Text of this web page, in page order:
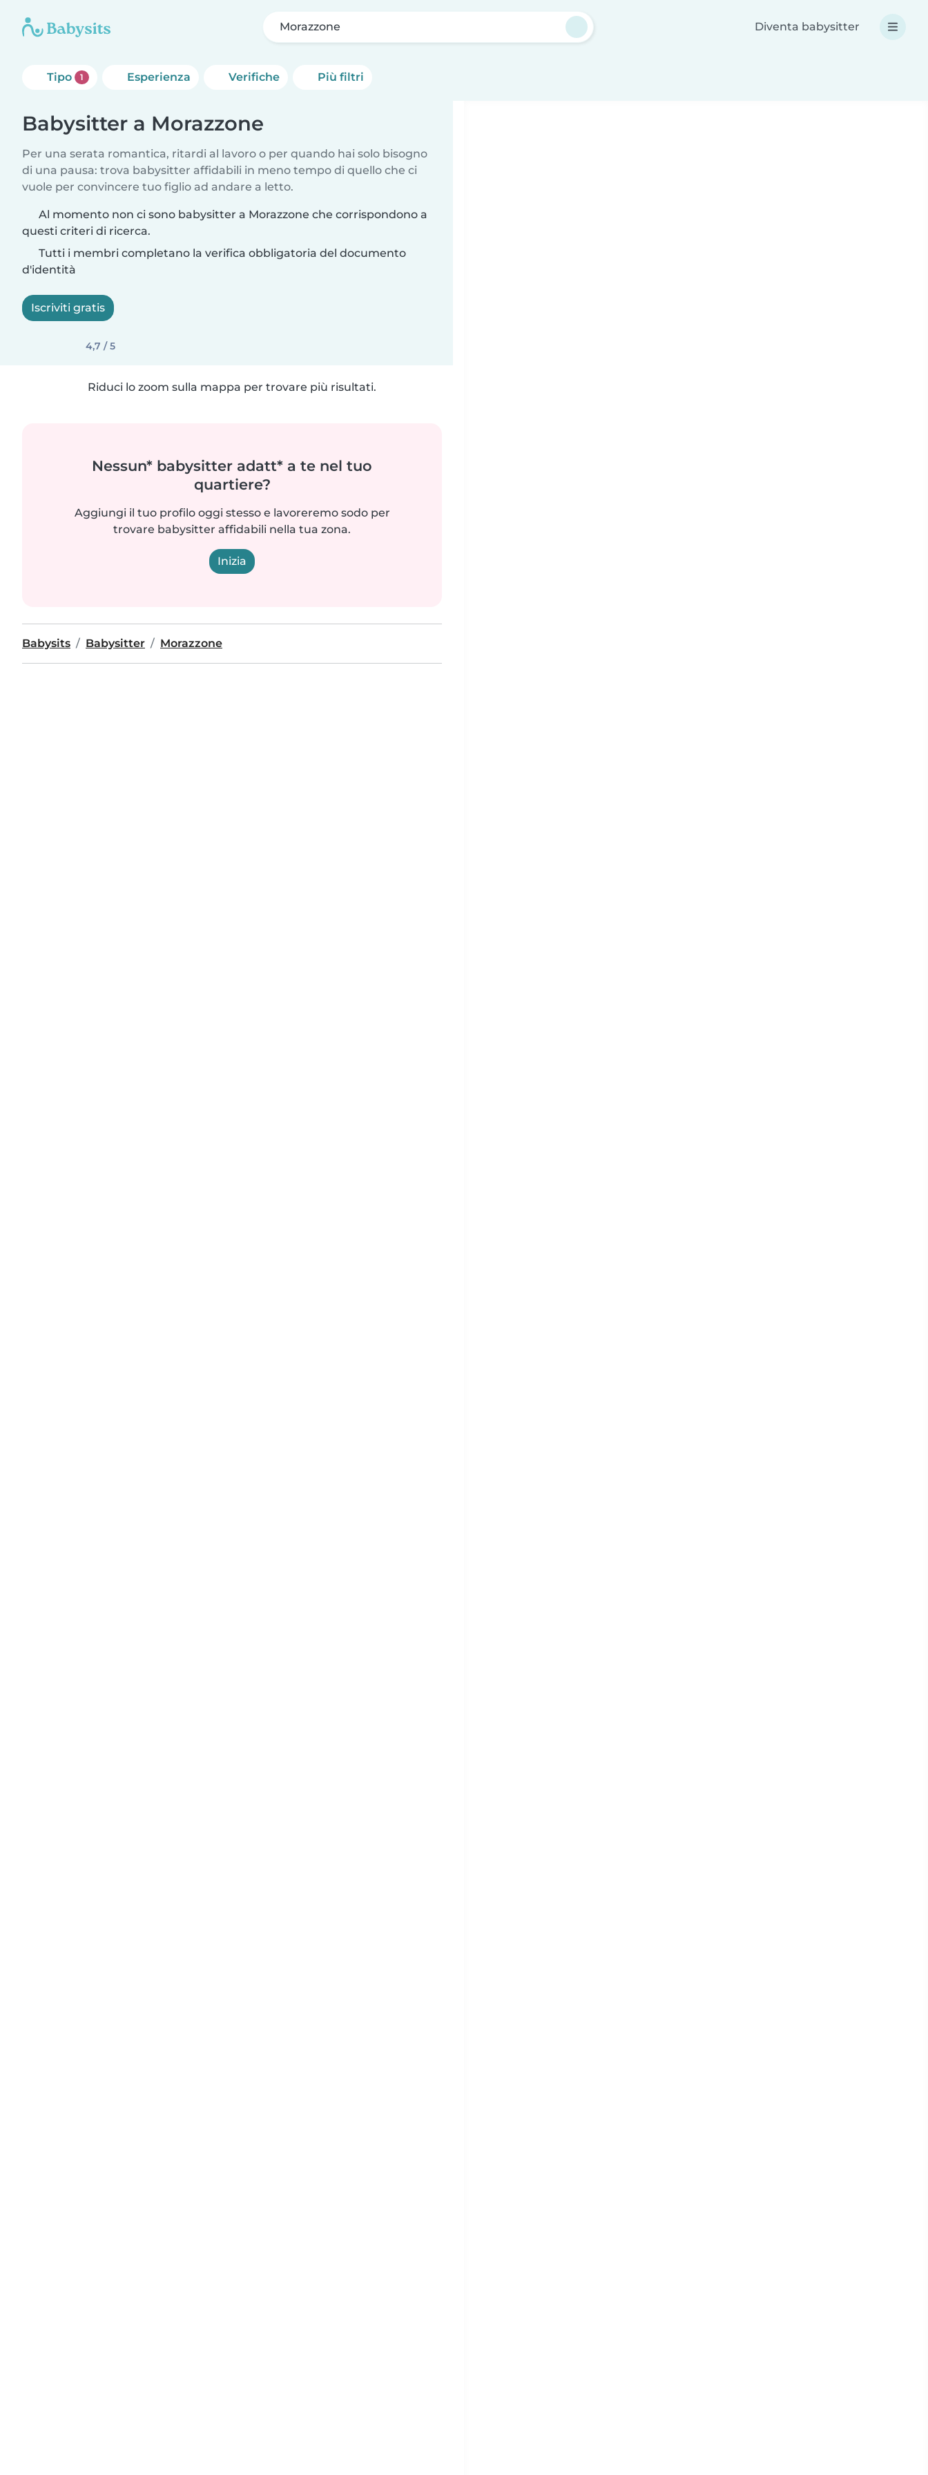
Morazzone Diventa babysitter
Tipo 1 Esperienza Verifiche Più filtri
Babysitter a Morazzone
Per una serata romantica, ritardi al lavoro o per quando hai solo bisogno
di una pausa: trova babysitter affidabili in meno tempo di quello che ci
vuole per convincere tuo figlio ad andare a letto.
Al momento non ci sono babysitter a Morazzone che corrispondono a
questi criteri di ricerca.
Tutti i membri completano la verifica obbligatoria del documento
d'identità
Iscriviti gratis
4,7 / 5
Riduci lo zoom sulla mappa per trovare più risultati.
Nessun* babysitter adatt* a te nel tuo
quartiere?
Aggiungi il tuo profilo oggi stesso e lavoreremo sodo per
trovare babysitter affidabili nella tua zona.
Inizia
Babysits Babysitter Morazzone